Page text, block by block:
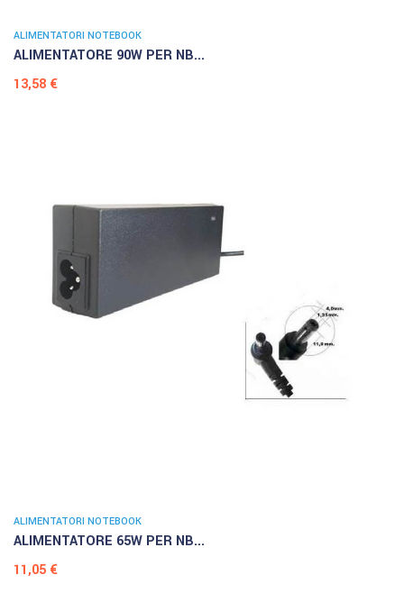
ALIMENTATORI NOTEBOOK
ALIMENTATORE 90W PER NB...
Prezzo
13,58 €
ALIMENTATORI NOTEBOOK
ALIMENTATORE 65W PER NB...
Prezzo
11,05 €